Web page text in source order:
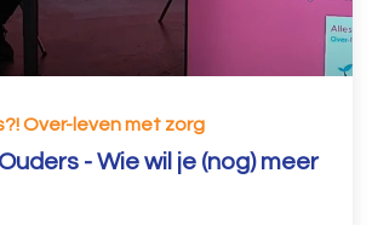
Over-leven met zorg
- Wie wil je (nog) meer